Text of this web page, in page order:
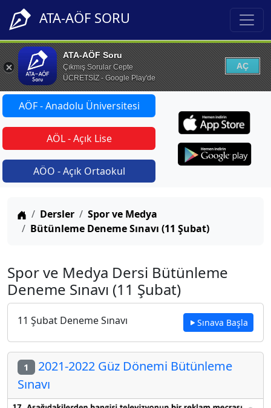
ATA-AÖF SORU
ATA-AÖF Soru
Çıkmış Sorular Cepte
ÜCRETSİZ - Google Play'de
AÇ
AÖF - Anadolu Üniversitesi
AÖL - Açık Lise
AÖO - Açık Ortaokul
Anasayfa
Dersler
Spor ve Medya
Bütünleme Deneme Sınavı (11 Şubat)
Spor ve Medya Dersi Bütünleme
Deneme Sınavı (11 Şubat)
11 Şubat Deneme Sınavı Sınava Başla
1 2021-2022 Güz Dönemi Bütünleme
Sınavı